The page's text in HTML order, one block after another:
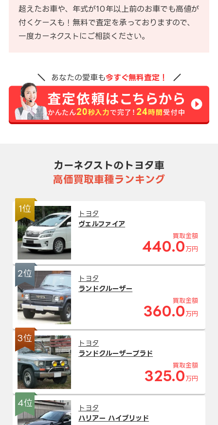
超えたお車や、年式が10年以上前のお車でも高値が
付くケースも！無料で査定を承っておりますので、
一度カーネクストにご相談ください。
あなたの愛車も今すぐ無料査定！
カーネクストのトヨタ車
高価買取車種ランキング
1位
トヨタ
ヴェルファイア
買取金額
440.0 万円
2位
トヨタ
ランドクルーザー
買取金額
360.0 万円
3位
トヨタ
ランドクルーザープラド
買取金額
325.0 万円
4位
トヨタ
ハリアー ハイブリッド